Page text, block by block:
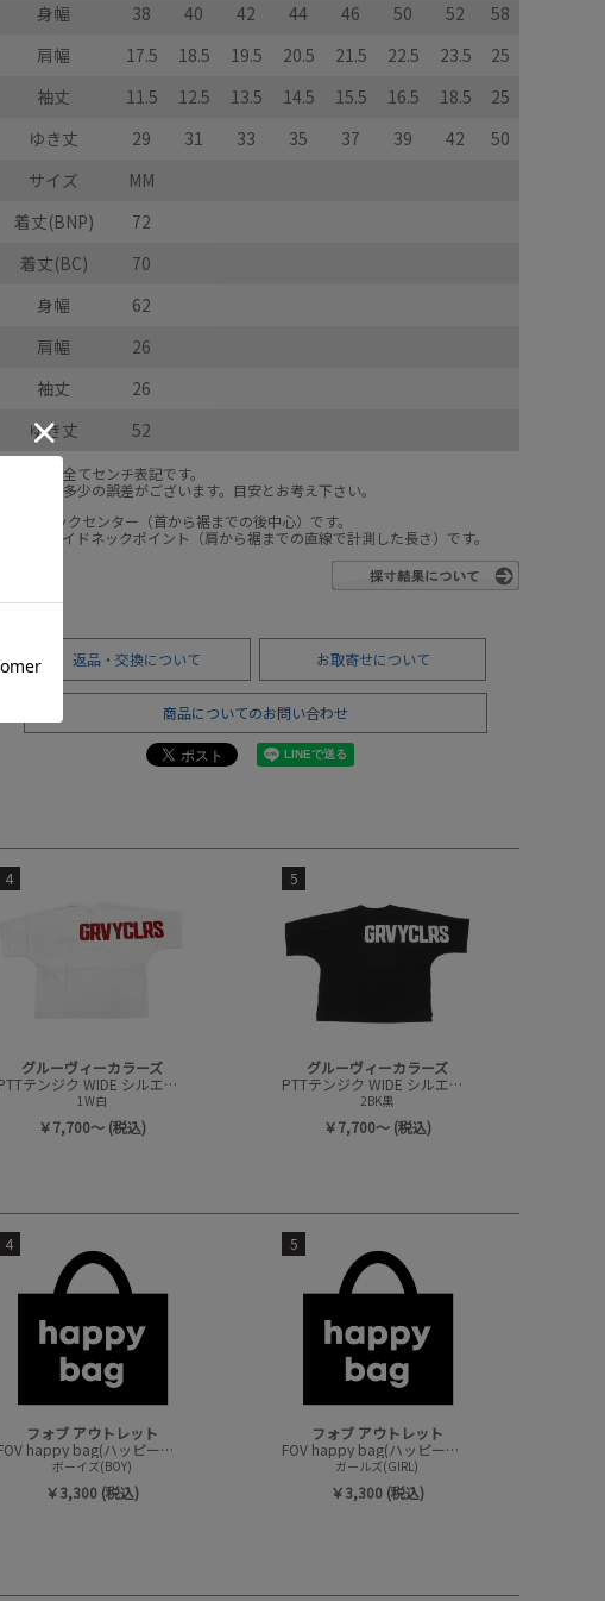
身幅
38 40 42 44 46 50 52
58
肩幅
17.5 18.5 19.5 20.5 21.5 22.5 23.5
25
袖丈
11.5 12.5 13.5 14.5 15.5 16.5 18.5
25
ゆき丈
29 31 33 35 37 39 42
50
サイズ
MM
着丈(BNP)
72
着丈(BC)
70
身幅
62
肩幅
26
袖丈
26
ゆき丈
52
採寸結果は全てセンチ表記です。
商品により多少の誤差がございます。目安とお考え下さい。
※BCはバックセンター（首から裾までの後中心）です。
※SNPはサイドネックポイント（肩から裾までの直線で計測した長さ）です。
返品・交換について お取寄せについて
商品についてのお問い合わせ
4
グルーヴィーカラーズ
PTTテンジク WIDE シルエット 7ブソデ TEE
1W白
￥7,700～ (税込)
5
グルーヴィーカラーズ
PTTテンジク WIDE シルエット 7ブソデ TEE
2BK黒
￥7,700～ (税込)
4
フォブ アウトレット
FOV happy bag(ハッピーバック/トップスセット)
ボーイズ(BOY)
￥3,300 (税込)
5
フォブ アウトレット
FOV happy bag(ハッピーバック/トップスセット)
ガールズ(GIRL)
￥3,300 (税込)